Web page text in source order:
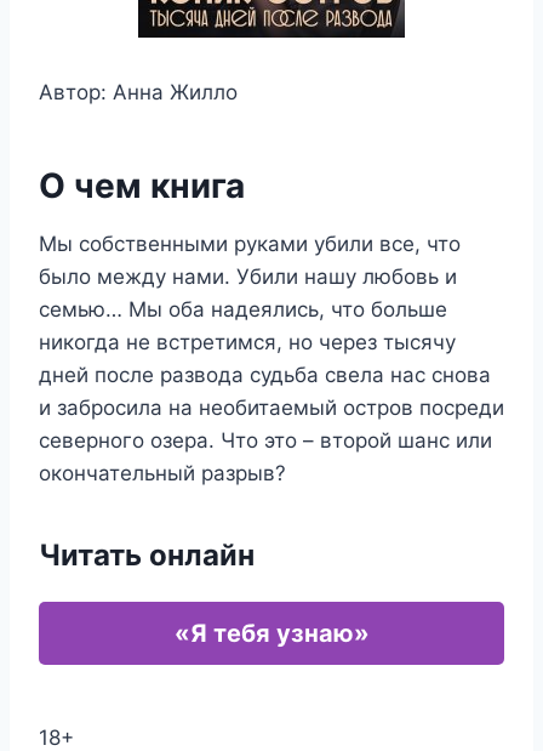
Автор: Анна Жилло
О чем книга
Мы собственными руками убили все, что
было между нами. Убили нашу любовь и
семью… Мы оба надеялись, что больше
никогда не встретимся, но через тысячу
дней после развода судьба свела нас снова
и забросила на необитаемый остров посреди
северного озера. Что это – второй шанс или
окончательный разрыв?
Читать онлайн
«Я тебя узнаю»
18+